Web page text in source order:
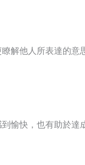
解他人所表達的
愉快，也有助於達